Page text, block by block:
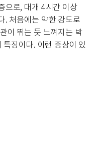
으로, 대개 4시간 이상
. 처음에는 약한 강도로
이 뛰는 듯 느껴지는 박
징이다. 이런 증상이 있